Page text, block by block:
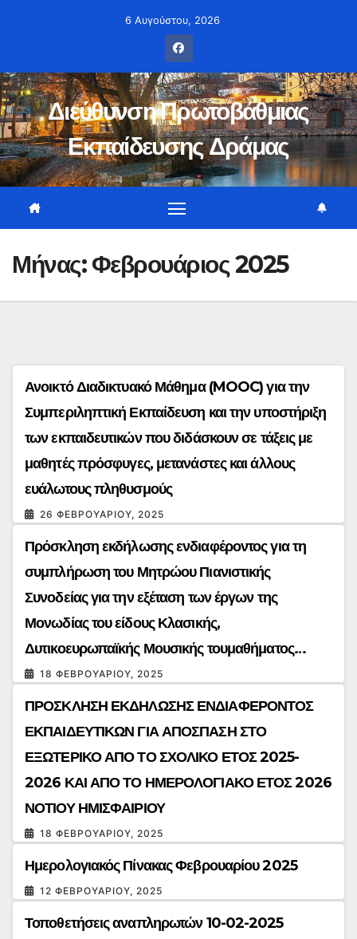
6 Αυγούστου, 2026
Διεύθυνση Πρωτοβάθμιας
Εκπαίδευσης Δράμας
Μήνας:Φεβρουάριος 2025
Ανοικτό Διαδικτυακό Μάθημα (MOOC) για την
Συμπεριληπτική Εκπαίδευση και την υποστήριξη
των εκπαιδευτικών που διδάσκουν σε τάξεις με
μαθητές πρόσφυγες, μετανάστες και άλλους
ευάλωτους πληθυσμούς
26 ΦΕΒΡΟΥΑΡΊΟΥ, 2025
Πρόσκληση εκδήλωσης ενδιαφέροντος για τη
συμπλήρωση του Μητρώου Πιανιστικής
Συνοδείας για την εξέταση των έργων της
Μονωδίας του είδους Κλασικής,
Δυτικοευρωπαϊκής Μουσικής τουμαθήματος
«Μουσική Εκτέλεση και Ερμηνεία»
18 ΦΕΒΡΟΥΑΡΊΟΥ, 2025
ΠΡΟΣΚΛΗΣΗ ΕΚΔΗΛΩΣΗΣ ΕΝΔΙΑΦΕΡΟΝΤΟΣ
ΕΚΠΑΙΔΕΥΤΙΚΩΝ ΓΙΑ ΑΠΟΣΠΑΣΗ ΣΤΟ
ΕΞΩΤΕΡΙΚΟ ΑΠΟ ΤΟ ΣΧΟΛΙΚΟ ΕΤΟΣ 2025-
2026 ΚΑΙ ΑΠΟ ΤΟ ΗΜΕΡΟΛΟΓΙΑΚΟ ΕΤΟΣ 2026
ΝΟΤΙΟΥ ΗΜΙΣΦΑΙΡΙΟΥ
18 ΦΕΒΡΟΥΑΡΊΟΥ, 2025
Ημερολογιακός Πίνακας Φεβρουαρίου 2025
12 ΦΕΒΡΟΥΑΡΊΟΥ, 2025
Τοποθετήσεις αναπληρωτών 10-02-2025